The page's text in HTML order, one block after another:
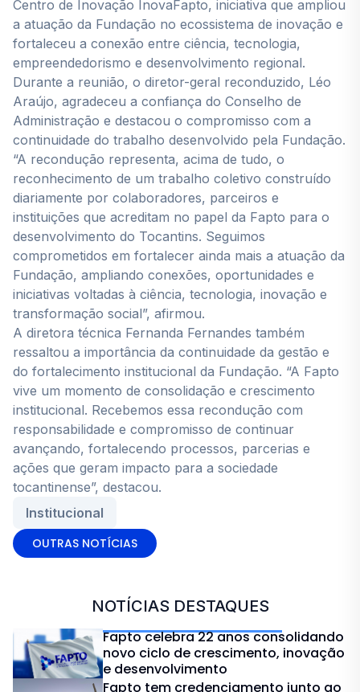
Centro de Inovação InovaFapto, iniciativa que ampliou
a atuação da Fundação no ecossistema de inovação e
fortaleceu a conexão entre ciência, tecnologia,
empreendedorismo e desenvolvimento regional.
Durante a reunião, o diretor-geral reconduzido, Léo
Araújo, agradeceu a confiança do Conselho de
Administração e destacou o compromisso com a
continuidade do trabalho desenvolvido pela Fundação.
“A recondução representa, acima de tudo, o
reconhecimento de um trabalho coletivo construído
diariamente por colaboradores, parceiros e
instituições que acreditam no papel da Fapto para o
desenvolvimento do Tocantins. Seguimos
comprometidos em fortalecer ainda mais a atuação da
Fundação, ampliando conexões, oportunidades e
iniciativas voltadas à ciência, tecnologia, inovação e
transformação social”, afirmou.
A diretora técnica Fernanda Fernandes também
ressaltou a importância da continuidade da gestão e
do fortalecimento institucional da Fundação. “A Fapto
vive um momento de consolidação e crescimento
institucional. Recebemos essa recondução com
responsabilidade e compromisso de continuar
avançando, fortalecendo processos, parcerias e
ações que geram impacto para a sociedade
tocantinense”, destacou.
Institucional
OUTRAS NOTÍCIAS
NOTÍCIAS DESTAQUES
Fapto celebra 22 anos consolidando
novo ciclo de crescimento, inovação
e desenvolvimento
Fapto tem credenciamento junto ao